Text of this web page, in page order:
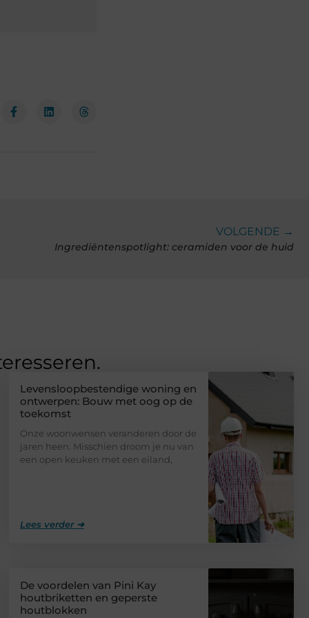
VOLGENDE →
Ingrediëntenspotlight: ceramiden voor de huid
Levensloopbestendige woning en
ontwerpen: Bouw met oog op de
toekomst
Onze woonwensen veranderen door de
jaren heen. Misschien droom je nu van
een open keuken met een eiland,
Lees verder ➜
De voordelen van Pini Kay
houtbriketten en geperste
houtblokken